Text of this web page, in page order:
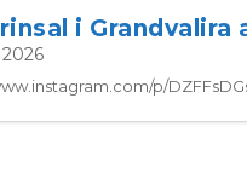
i Grandvalira
p/